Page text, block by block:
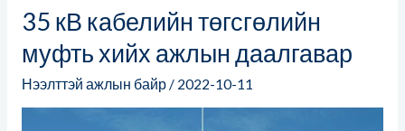
35 кВ кабелийн төгсгөлийн
муфть хийх ажлын даалгавар
Нээлттэй ажлын байр/ 2022-10-11
35
кабелийн
төгсгөлийн
муфть